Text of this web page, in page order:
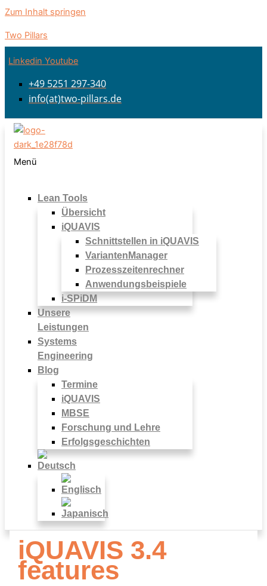
Zum Inhalt springen
Two Pillars
Linkedin Youtube
+49 5251 297-340
info(at)two-pillars.de
Menü
Lean Tools
Übersicht
iQUAVIS
Schnittstellen in iQUAVIS
VariantenManager
Prozesszeitenrechner
Anwendungsbeispiele
i-SPiDM
Unsere
Leistungen
Systems
Engineering
Blog
Termine
iQUAVIS
MBSE
Forschung und Lehre
Erfolgsgeschichten
iQUAVIS 3.4
features